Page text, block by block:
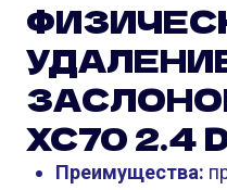
XC70 2.4
Преимущества: